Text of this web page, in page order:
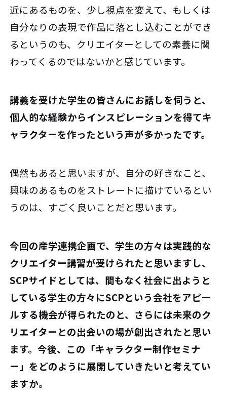
近にあるものを、少し視点を変えて、もしくは
自分なりの表現で作品に落とし込むことができ
るというのも、クリエイターとしての素養に関
わってくるのではないかと感じています。
――講義を受けた学生の皆さんにお話しを伺うと、
個人的な経験からインスピレーションを得てキ
ャラクターを作ったという声が多かったです。
偶然もあると思いますが、自分の好きなこと、
興味のあるものをストレートに描けているとい
うのは、すごく良いことだと思います。
――今回の産学連携企画で、学生の方々は実践的な
クリエイター講習が受けられたと思いますし、
SCPサイドとしては、間もなく社会に出ようと
している学生の方々にSCPという会社をアピー
ルする機会が得られたのと、さらには未来のク
リエイターとの出会いの場が創出されたと思い
ます。今後、この「キャラクター制作セミナ
ー」をどのように展開していきたいと考えてい
ますか。